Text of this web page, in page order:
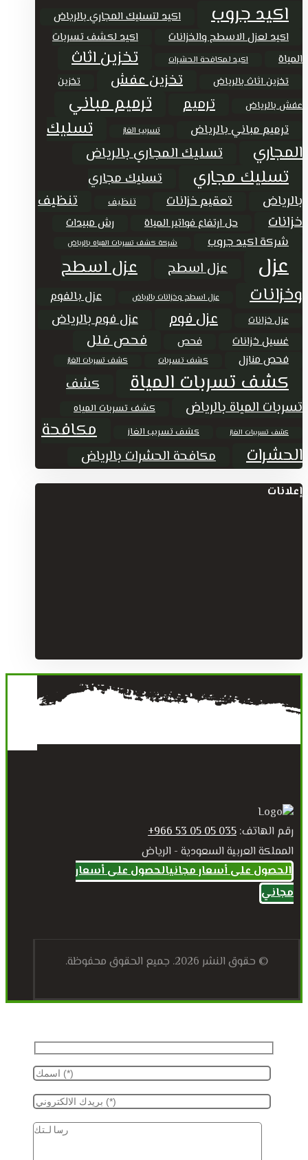
اكيد جروب اكيد لتسليك المجاري بالرياض
اكيد لعزل الاسطح والخزانات
اكيد لكشف تسربات
المياة
اكيد لمكافحة الحشرات تخزين اثاث
تخزين اثاث بالرياض تخزين عفش
تخزين
عفش بالرياض
ترميم ترميم مباني
ترميم مباني بالرياض تسريب الغاز
تسليك
المجاري
تسليك المجاري بالرياض
تسليك مجاري
تسليك مجاري
بالرياض
تعقيم خزانات تنظيف
تنظيف
خزانات
حل ارتفاع فواتير المياة رش مبيدات
شركة اكيد جروب شركة كشف تسربات المياه بالرياض
عزل عزل اسطح
عزل اسطح
وخزانات
عزل اسطح وخزانات بالرياض عزل بالفوم
عزل خزانات عزل فوم عزل فوم بالرياض
غسيل خزانات فحص فحص فلل
فحص منازل كشف تسربات كشف تسربات الغاز
كشف تسربات المياة
كشف
تسربات المياة بالرياض
كشف تسربات المياه
كشف تسريبات الغاز كشف تسريب الغاز
مكافحة
الحشرات
مكافحة الحشرات بالرياض
إعلانات
رقم الهاتف: 035 05 05 53 966+
المملكة العربية السعودية - الرياض
الحصول على أسعار مجانيالحصول على أسعار
مجاني
© حقوق النشر 2026. جميع الحقوق محفوظة.